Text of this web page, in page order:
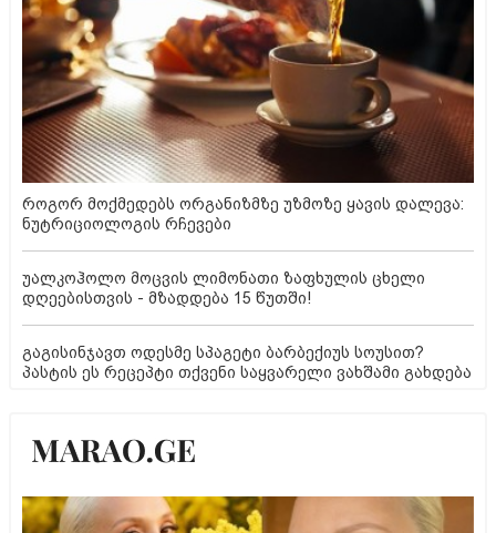
როგორ მოქმედებს ორგანიზმზე უზმოზე ყავის დალევა:
ნუტრიციოლოგის რჩევები
უალკოჰოლო მოცვის ლიმონათი ზაფხულის ცხელი
დღეებისთვის - მზადდება 15 წუთში!
გაგისინჯავთ ოდესმე სპაგეტი ბარბექიუს სოუსით?
პასტის ეს რეცეპტი თქვენი საყვარელი ვახშამი გახდება